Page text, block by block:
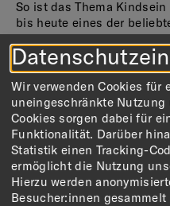
So ist das Thema
bis heute eines der
und Miteinander sind
Lebensphase des
Gezeigt werden in der
Anthonis van Dyck,
Reynolds, Gerrit van
Paula Modersohn-Becker,
Richter, Rineke Dijkstra,
anderen.
Wir verwenden Cookies für
uneingeschränkte Nutzung
Cookies sorgen dabei für
Funktionalität. Darüber
Statistik einen Tracking-
ermöglicht die Nutzung
Hierzu werden
Besucher:innen